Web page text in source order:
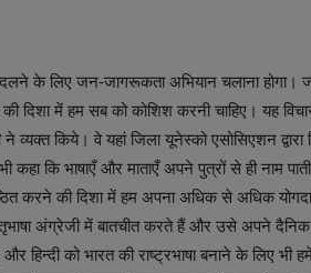
के लिए जन-जागरूकता अभियान चलाना
दिशा में हम सब को कोशिश करनी चाहिए। यह
किये। वे यहां जिला यूनेस्को एसोसिएशन द्वारा
कि भाषाएँ और माताएँ अपने पुत्रों से ही नाम
करने की दिशा में हम अपना अधिक से अधिक
अंग्रेजी में बातचीत करते हैं और उसे अपने
और हिन्दी को भारत की राष्ट्रभाषा बनाने के लिए भी